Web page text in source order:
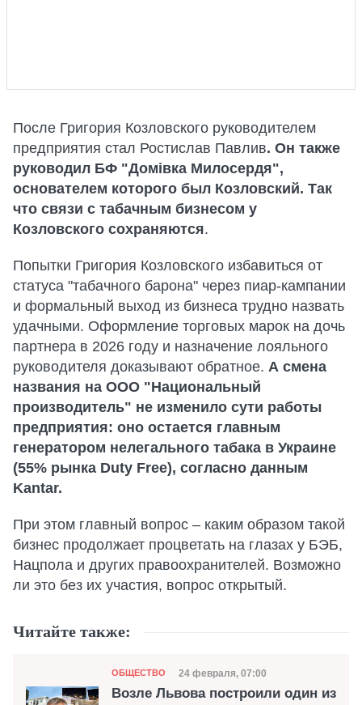
После Григория Козловского руководителем
предприятия стал Ростислав Павлив. Он также
руководил БФ "Домівка Милосердя",
основателем которого был Козловский. Так
что связи с табачным бизнесом у
Козловского сохраняются.
Попытки Григория Козловского избавиться от
статуса "табачного барона" через пиар-кампании
и формальный выход из бизнеса трудно назвать
удачными. Оформление торговых марок на дочь
партнера в 2026 году и назначение лояльного
руководителя доказывают обратное. А смена
названия на ООО "Национальный
производитель" не изменило сути работы
предприятия: оно остается главным
генератором нелегального табака в Украине
(55% рынка Duty Free), согласно данным
Kantar.
При этом главный вопрос – каким образом такой
бизнес продолжает процветать на глазах у БЭБ,
Нацпола и других правоохранителей. Возможно
ли это без их участия, вопрос открытый.
Читайте также:
Категория
ОБЩЕСТВО Дата публикации
24 февраля, 07:00
Возле Львова построили один из